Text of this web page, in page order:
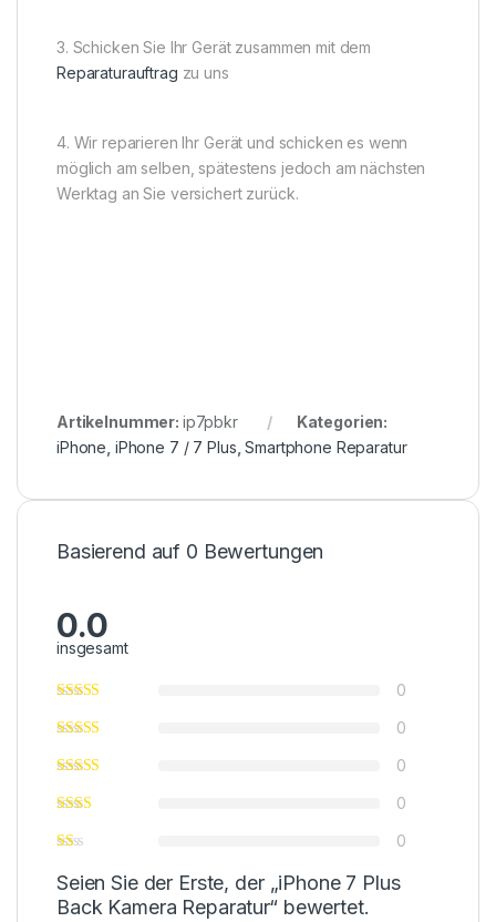
3. Schicken Sie Ihr Gerät zusammen mit dem
Reparaturauftrag zu uns
4. Wir reparieren Ihr Gerät und schicken es wenn
möglich am selben, spätestens jedoch am nächsten
Werktag an Sie versichert zurück.
Artikelnummer: ip7pbkr
Kategorien:
iPhone iPhone 7 / 7 Plus ,Smartphone Reparatur
Basierend auf 0 Bewertungen
0.0
insgesamt
0
0
0
0
0
Seien Sie der Erste, der „iPhone 7 Plus
Back Kamera Reparatur“ bewertet.